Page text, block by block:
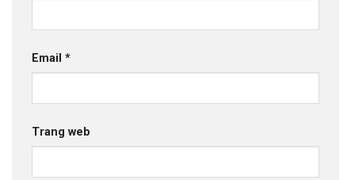
Email *
Trang web